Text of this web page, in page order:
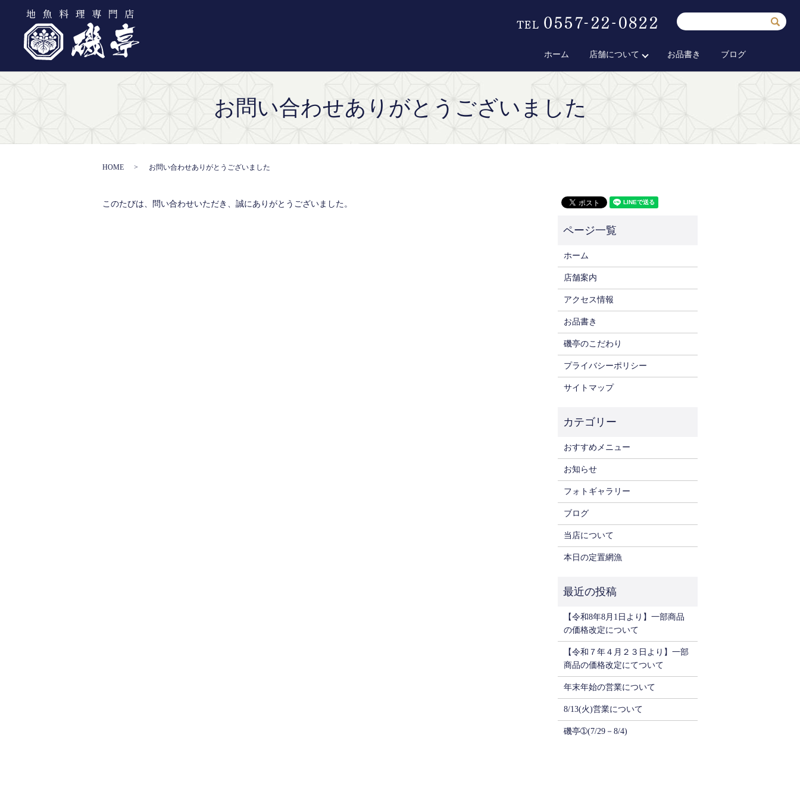
ホーム 店舗について お品書き ブログ
お問い合わせありがとうございました
HOME お問い合わせありがとうございました
このたびは、問い合わせいただき、誠にありがとうございました。
ホーム
店舗案内
アクセス情報
お品書き
磯亭のこだわり
プライバシーポリシー
サイトマップ
おすすめメニュー
お知らせ
フォトギャラリー
ブログ
当店について
本日の定置網漁
【令和8年8月1日より】一部商品
の価格改定について
【令和７年４月２３日より】一部
商品の価格改定にてついて
年末年始の営業について
8/13(火)営業について
磯亭➀(7/29－8/4)